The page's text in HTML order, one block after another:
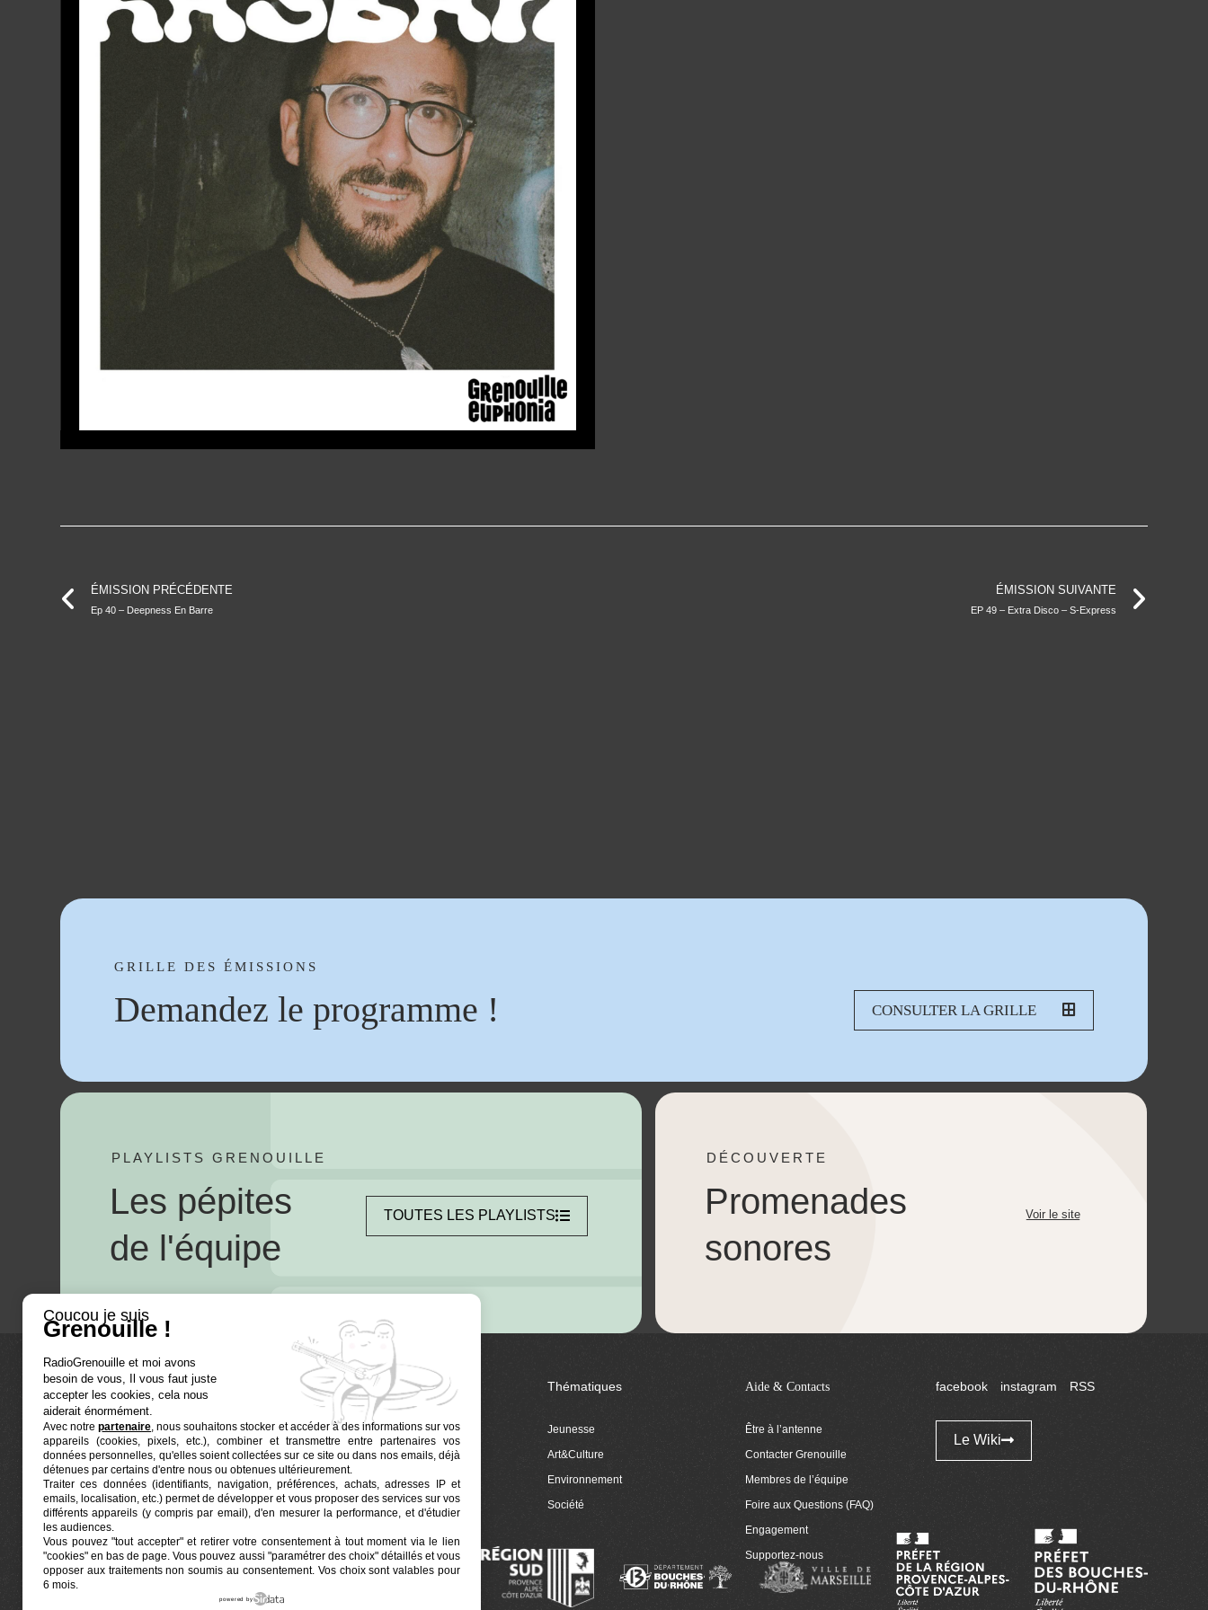
ÉMISSION PRÉCÉDENTE
Ep 40 – Deepness En Barre
ÉMISSION SUIVANTE
EP 49 – Extra Disco – S-Express
GRILLE DES ÉMISSIONS
Demandez le programme ! CONSULTER LA GRILLE
PLAYLISTS GRENOUILLE
Les pépites
de l'équipe
TOUTES LES PLAYLISTS
DÉCOUVERTE
Promenades
sonores
Voir le site
Euphonia est le partenaire producteur de Radio
Grenouille, radio associative marseillaise.
Locaux situés à la Friche Belle de Mai
41, rue Jobin — 13003 Marseille
La radio
Ré-écouter
Actualités
Programmation
Grenouille Euphonia
Thématiques
Jeunesse
Art&Culture
Environnement
Société
Aide & Contacts
Être à l’antenne
Contacter Grenouille
Membres de l’équipe
Foire aux Questions (FAQ)
Engagement
Supportez-nous
facebook instagram RSS
Le Wiki
Coucou je suis
Grenouille !
RadioGrenouille et moi avons
besoin de vous, Il vous faut juste
accepter les cookies, cela nous
aiderait énormément.
Avec notrepartenaire, nous souhaitons stocker et accéder à des informations sur vos
appareils (cookies, pixels, etc.), combiner et transmettre entre partenaires vos
données personnelles, qu'elles soient collectées sur ce site ou dans nos emails, déjà
détenues par certains d'entre nous ou obtenues ultérieurement.
Traiter ces données (identifiants, navigation, préférences, achats, adresses IP et
emails, localisation, etc.) permet de développer et vous proposer des services sur vos
différents appareils (y compris par email), d'en mesurer la performance, et d'étudier
les audiences.
Vous pouvez "tout accepter" et retirer votre consentement à tout moment via le lien
"cookies" en bas de page. Vous pouvez aussi "paramétrer des choix" détaillés et vous
opposer aux traitements non soumis au consentement. Vos choix sont valables pour
6 mois.
powered by